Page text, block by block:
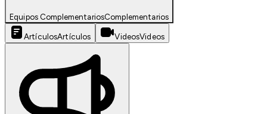
Equipos ComplementariosComplementarios
ArtículosArtículos VideosVideos